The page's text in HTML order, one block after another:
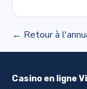
← Retour à
Casino en ligne